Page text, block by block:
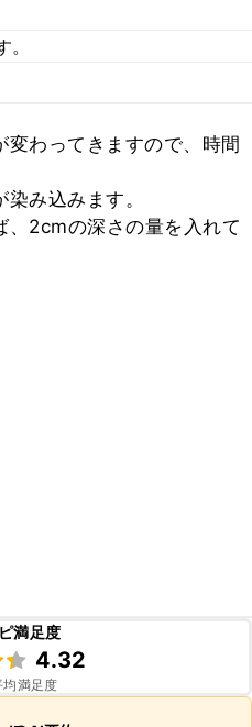
わってきますので、時間
み込みます。
、2cmの深さの量を入れて
満足度
4.32
満足度